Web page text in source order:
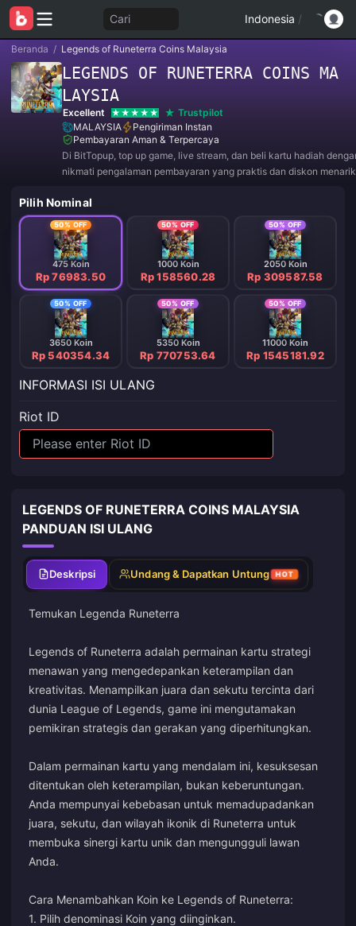
Cari Indonesia /
Beranda / Legends of Runeterra Coins Malaysia
LEGENDS OF RUNETERRA COINS MA
LAYSIA
Excellent
Trustpilot
MALAYSIA
Pengiriman Instan
Pembayaran Aman & Terpercaya
Di BitTopup, top up game, live stream, dan beli kartu hadiah
nikmati pengalaman pembayaran yang praktis dan diskon
Pilih Nominal
50% OFF
475 Koin
Rp 76983.50
50% OFF
1000 Koin
Rp 158560.28
50% OFF
2050 Koin
Rp 309587.58
50% OFF
3650 Koin
Rp 540354.34
50% OFF
5350 Koin
Rp 770753.64
50% OFF
11000 Koin
Rp 1545181.92
INFORMASI ISI ULANG
Riot ID
LEGENDS OF RUNETERRA COINS MALAYSIA
PANDUAN ISI ULANG
Deskripsi Undang & Dapatkan Untung HOT
Temukan Legenda Runeterra
Legends of Runeterra adalah permainan kartu strategi
menawan yang mengedepankan keterampilan dan
kreativitas. Menampilkan juara dan sekutu tercinta dari
dunia League of Legends, game ini mengutamakan
pemikiran strategis dan gerakan yang diperhitungkan.
Dalam permainan kartu yang mendalam ini, kesuksesan
ditentukan oleh keterampilan, bukan keberuntungan.
Anda mempunyai kebebasan untuk memadupadankan
juara, sekutu, dan wilayah ikonik di Runeterra untuk
membuka sinergi kartu unik dan mengungguli lawan
Anda.
Cara Menambahkan Koin ke Legends of Runeterra:
1. Pilih denominasi Koin yang diinginkan.